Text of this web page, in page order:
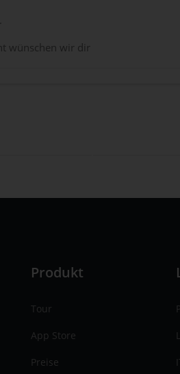
wünschen wir dir
Produkt
Tour
App Store
Preise